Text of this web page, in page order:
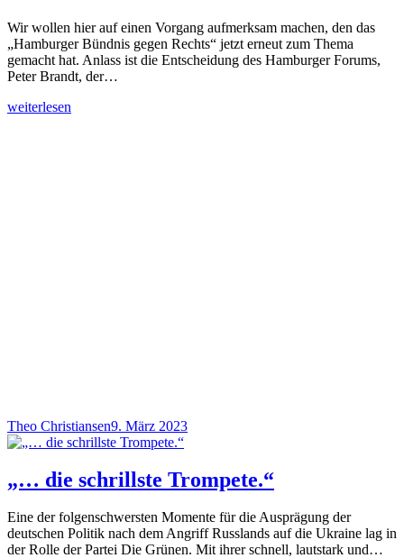
Wir wollen hier auf einen Vorgang aufmerksam machen, den das
„Hamburger Bündnis gegen Rechts“ jetzt erneut zum Thema
gemacht hat. Anlass ist die Entscheidung des Hamburger Forums,
Peter Brandt, der…
weiterlesen
Theo Christiansen9. März 2023
„… die schrillste Trompete.“
Eine der folgenschwersten Momente für die Ausprägung der
deutschen Politik nach dem Angriff Russlands auf die Ukraine lag in
der Rolle der Partei Die Grünen. Mit ihrer schnell, lautstark und…